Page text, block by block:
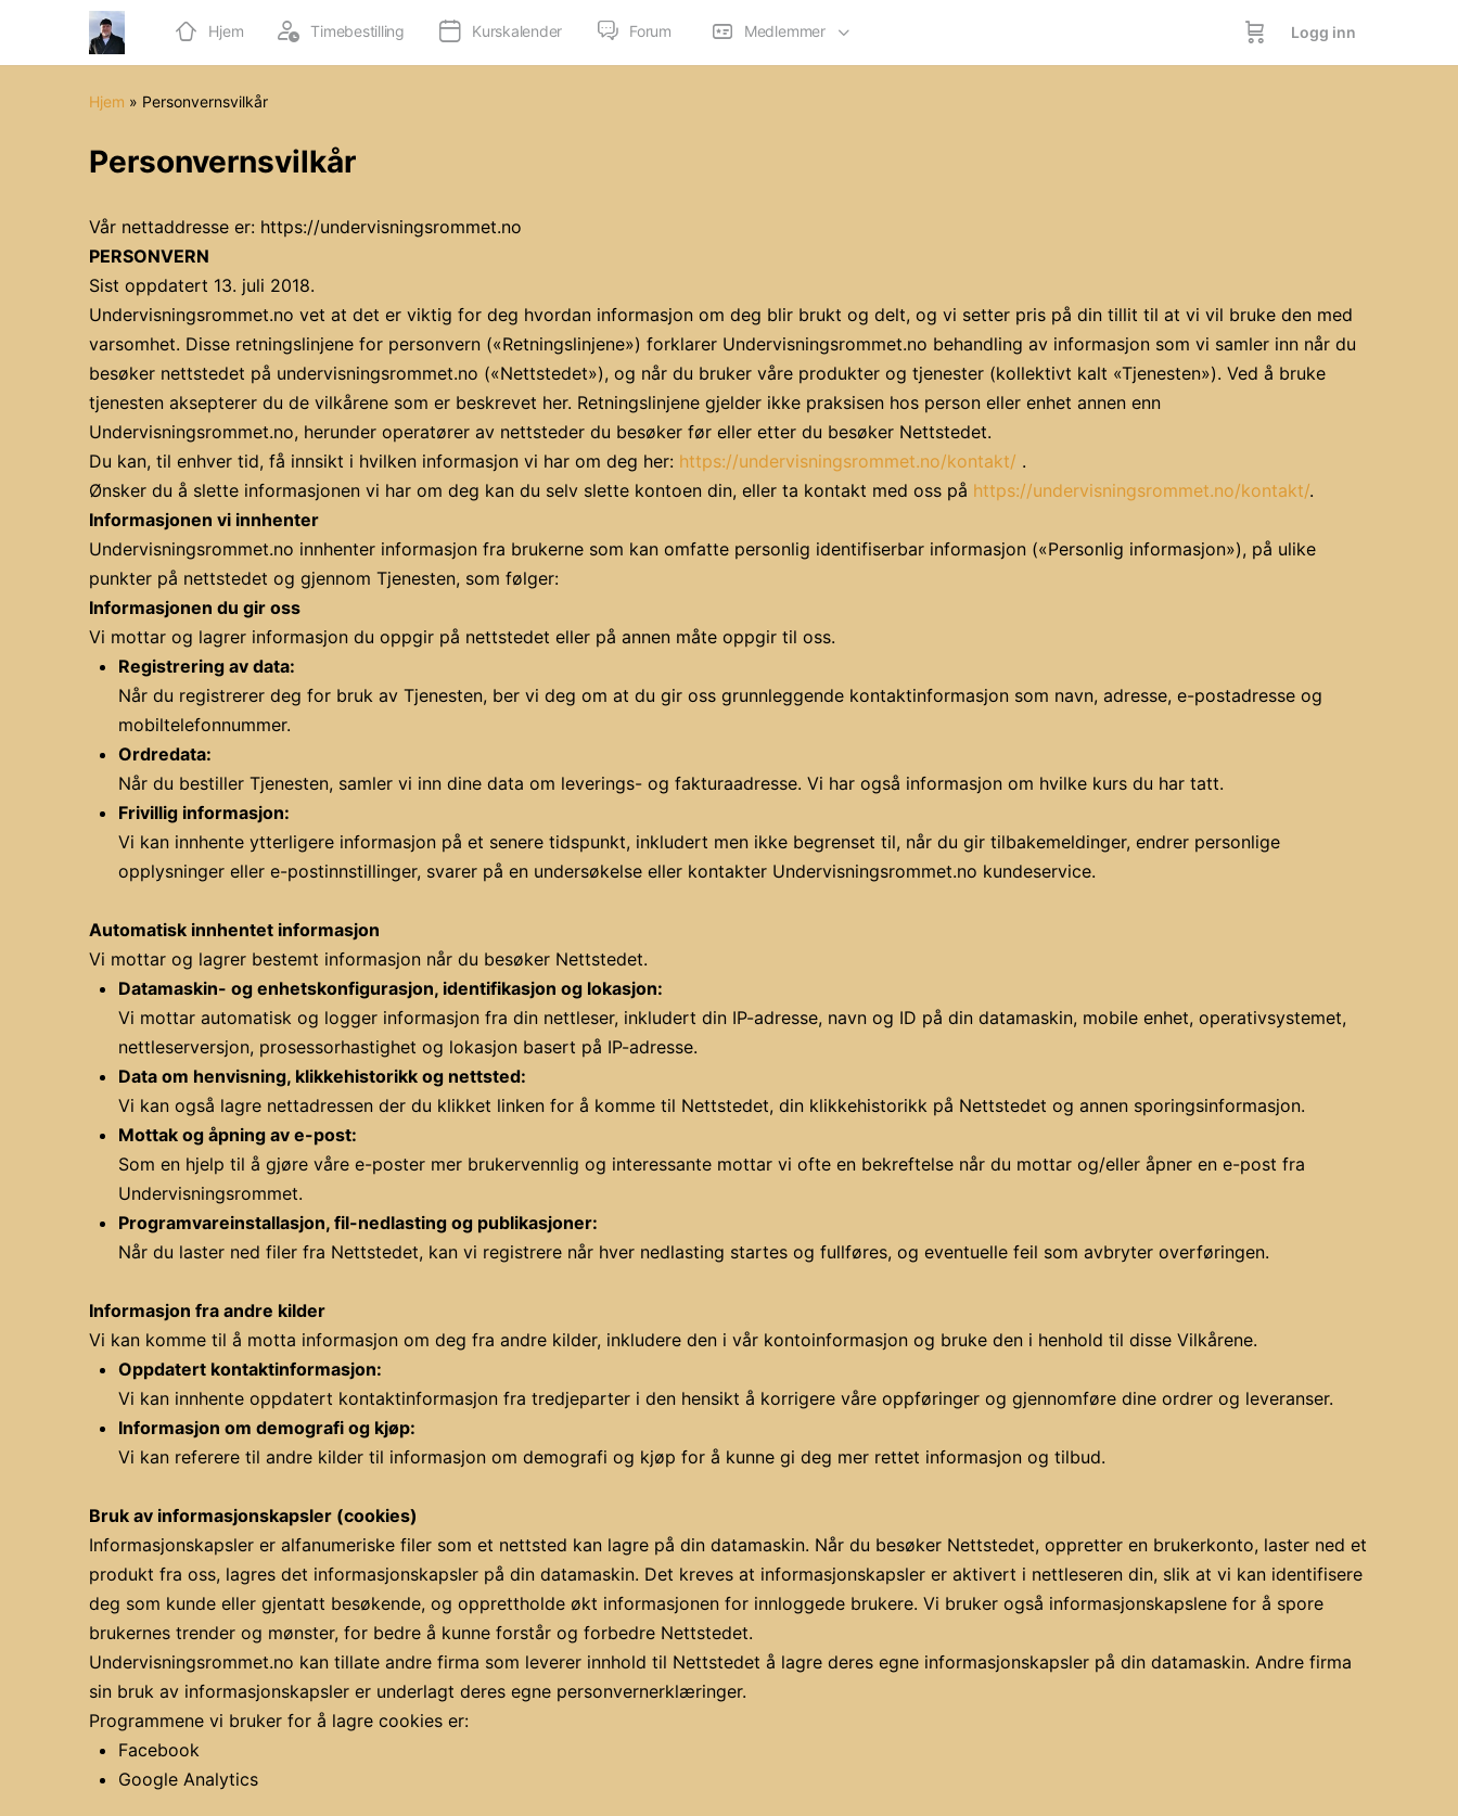
Hjem Timebestilling Kurskalender Forum Medlemmer Logg inn
Hjem » Personvernsvilkår
Personvernsvilkår
Vår nettaddresse er: https://undervisningsrommet.no
PERSONVERN
Sist oppdatert 13. juli 2018.
Undervisningsrommet.no vet at det er viktig for deg hvordan informasjon om deg blir brukt og delt, og vi setter pris på din tillit til at vi vil bruke den med
varsomhet. Disse retningslinjene for personvern («Retningslinjene») forklarer Undervisningsrommet.no behandling av informasjon som vi samler inn når du
besøker nettstedet på undervisningsrommet.no («Nettstedet»), og når du bruker våre produkter og tjenester (kollektivt kalt «Tjenesten»). Ved å bruke
tjenesten aksepterer du de vilkårene som er beskrevet her. Retningslinjene gjelder ikke praksisen hos person eller enhet annen enn
Undervisningsrommet.no, herunder operatører av nettsteder du besøker før eller etter du besøker Nettstedet.
Du kan, til enhver tid, få innsikt i hvilken informasjon vi har om deg her: https://undervisningsrommet.no/kontakt/ .
Ønsker du å slette informasjonen vi har om deg kan du selv slette kontoen din, eller ta kontakt med oss på https://undervisningsrommet.no/kontakt/.
Informasjonen vi innhenter
Undervisningsrommet.no innhenter informasjon fra brukerne som kan omfatte personlig identifiserbar informasjon («Personlig informasjon»), på ulike
punkter på nettstedet og gjennom Tjenesten, som følger:
Informasjonen du gir oss
Vi mottar og lagrer informasjon du oppgir på nettstedet eller på annen måte oppgir til oss.
Registrering av data:
Når du registrerer deg for bruk av Tjenesten, ber vi deg om at du gir oss grunnleggende kontaktinformasjon som navn, adresse, e-postadresse og
mobiltelefonnummer.
Ordredata:
Når du bestiller Tjenesten, samler vi inn dine data om leverings- og fakturaadresse. Vi har også informasjon om hvilke kurs du har tatt.
Frivillig informasjon:
Vi kan innhente ytterligere informasjon på et senere tidspunkt, inkludert men ikke begrenset til, når du gir tilbakemeldinger, endrer personlige
opplysninger eller e-postinnstillinger, svarer på en undersøkelse eller kontakter Undervisningsrommet.no kundeservice.
Automatisk innhentet informasjon
Vi mottar og lagrer bestemt informasjon når du besøker Nettstedet.
Datamaskin- og enhetskonfigurasjon, identifikasjon og lokasjon:
Vi mottar automatisk og logger informasjon fra din nettleser, inkludert din IP-adresse, navn og ID på din datamaskin, mobile enhet, operativsystemet,
nettleserversjon, prosessorhastighet og lokasjon basert på IP-adresse.
Data om henvisning, klikkehistorikk og nettsted:
Vi kan også lagre nettadressen der du klikket linken for å komme til Nettstedet, din klikkehistorikk på Nettstedet og annen sporingsinformasjon.
Mottak og åpning av e-post:
Som en hjelp til å gjøre våre e-poster mer brukervennlig og interessante mottar vi ofte en bekreftelse når du mottar og/eller åpner en e-post fra
Undervisningsrommet.
Programvareinstallasjon, fil-nedlasting og publikasjoner:
Når du laster ned filer fra Nettstedet, kan vi registrere når hver nedlasting startes og fullføres, og eventuelle feil som avbryter overføringen.
Informasjon fra andre kilder
Vi kan komme til å motta informasjon om deg fra andre kilder, inkludere den i vår kontoinformasjon og bruke den i henhold til disse Vilkårene.
Oppdatert kontaktinformasjon:
Vi kan innhente oppdatert kontaktinformasjon fra tredjeparter i den hensikt å korrigere våre oppføringer og gjennomføre dine ordrer og leveranser.
Informasjon om demografi og kjøp:
Vi kan referere til andre kilder til informasjon om demografi og kjøp for å kunne gi deg mer rettet informasjon og tilbud.
Bruk av informasjonskapsler (cookies)
Informasjonskapsler er alfanumeriske filer som et nettsted kan lagre på din datamaskin. Når du besøker Nettstedet, oppretter en brukerkonto, laster ned et
produkt fra oss, lagres det informasjonskapsler på din datamaskin. Det kreves at informasjonskapsler er aktivert i nettleseren din, slik at vi kan identifisere
deg som kunde eller gjentatt besøkende, og opprettholde økt informasjonen for innloggede brukere. Vi bruker også informasjonskapslene for å spore
brukernes trender og mønster, for bedre å kunne forstår og forbedre Nettstedet.
Undervisningsrommet.no kan tillate andre firma som leverer innhold til Nettstedet å lagre deres egne informasjonskapsler på din datamaskin. Andre firma
sin bruk av informasjonskapsler er underlagt deres egne personvernerklæringer.
Programmene vi bruker for å lagre cookies er:
Facebook
Google Analytics